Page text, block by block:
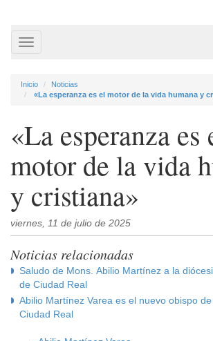
Toggle
navigation
Inicio
Noticias
«La esperanza es el motor de la vida humana y
«La esperanza es
motor de la vida
y cristiana»
viernes, 11 de julio de 2025
Noticias relacionadas
Saludo de Mons. Abilio Martínez a la
de Ciudad Real
Abilio Martínez Varea es el nuevo obispo de
Ciudad Real